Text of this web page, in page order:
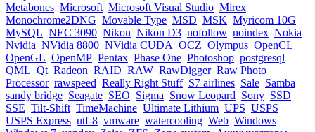
Metabones Microsoft Microsoft Visual Studio Mirex
Monochrome2DNG Movable Type MSD MSK Myricom 10G
MySQL NEC 3090 Nikon Nikon D3 nofollow noindex Nokia
Nvidia NVidia 8800 NVidia CUDA OCZ Olympus OpenCL
OpenGL OpenMP Pentax Phase One Photoshop postgresql
QML Qt Radeon RAID RAW RawDigger Raw Photo
Processor rawspeed Really Right Stuff S7 airlines Sale Samba
sandy bridge Seagate SEO Sigma Snow Leopard Sony SSD
SSE Tilt-Shift TimeMachine Ultimate Lithium UPS USPS
USPS Express utf-8 vmware watercooling Web Windows